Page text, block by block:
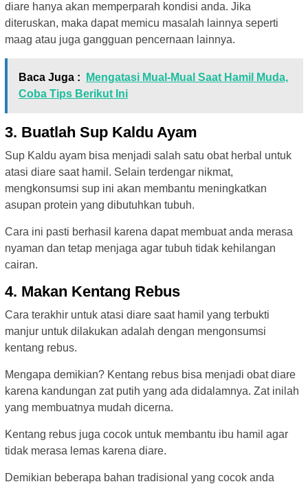
diare hanya akan memperparah kondisi anda. Jika
diteruskan, maka dapat memicu masalah lainnya seperti
maag atau juga gangguan pencernaan lainnya.
Baca Juga :
Mengatasi Mual-Mual Saat Hamil Muda,
Coba Tips Berikut Ini
3. Buatlah Sup Kaldu Ayam
Sup Kaldu ayam bisa menjadi salah satu obat herbal untuk
atasi diare saat hamil. Selain terdengar nikmat,
mengkonsumsi sup ini akan membantu meningkatkan
asupan protein yang dibutuhkan tubuh.
Cara ini pasti berhasil karena dapat membuat anda merasa
nyaman dan tetap menjaga agar tubuh tidak kehilangan
cairan.
4. Makan Kentang Rebus
Cara terakhir untuk atasi diare saat hamil yang terbukti
manjur untuk dilakukan adalah dengan mengonsumsi
kentang rebus.
Mengapa demikian? Kentang rebus bisa menjadi obat diare
karena kandungan zat putih yang ada didalamnya. Zat inilah
yang membuatnya mudah dicerna.
Kentang rebus juga cocok untuk membantu ibu hamil agar
tidak merasa lemas karena diare.
Demikian beberapa bahan tradisional yang cocok anda